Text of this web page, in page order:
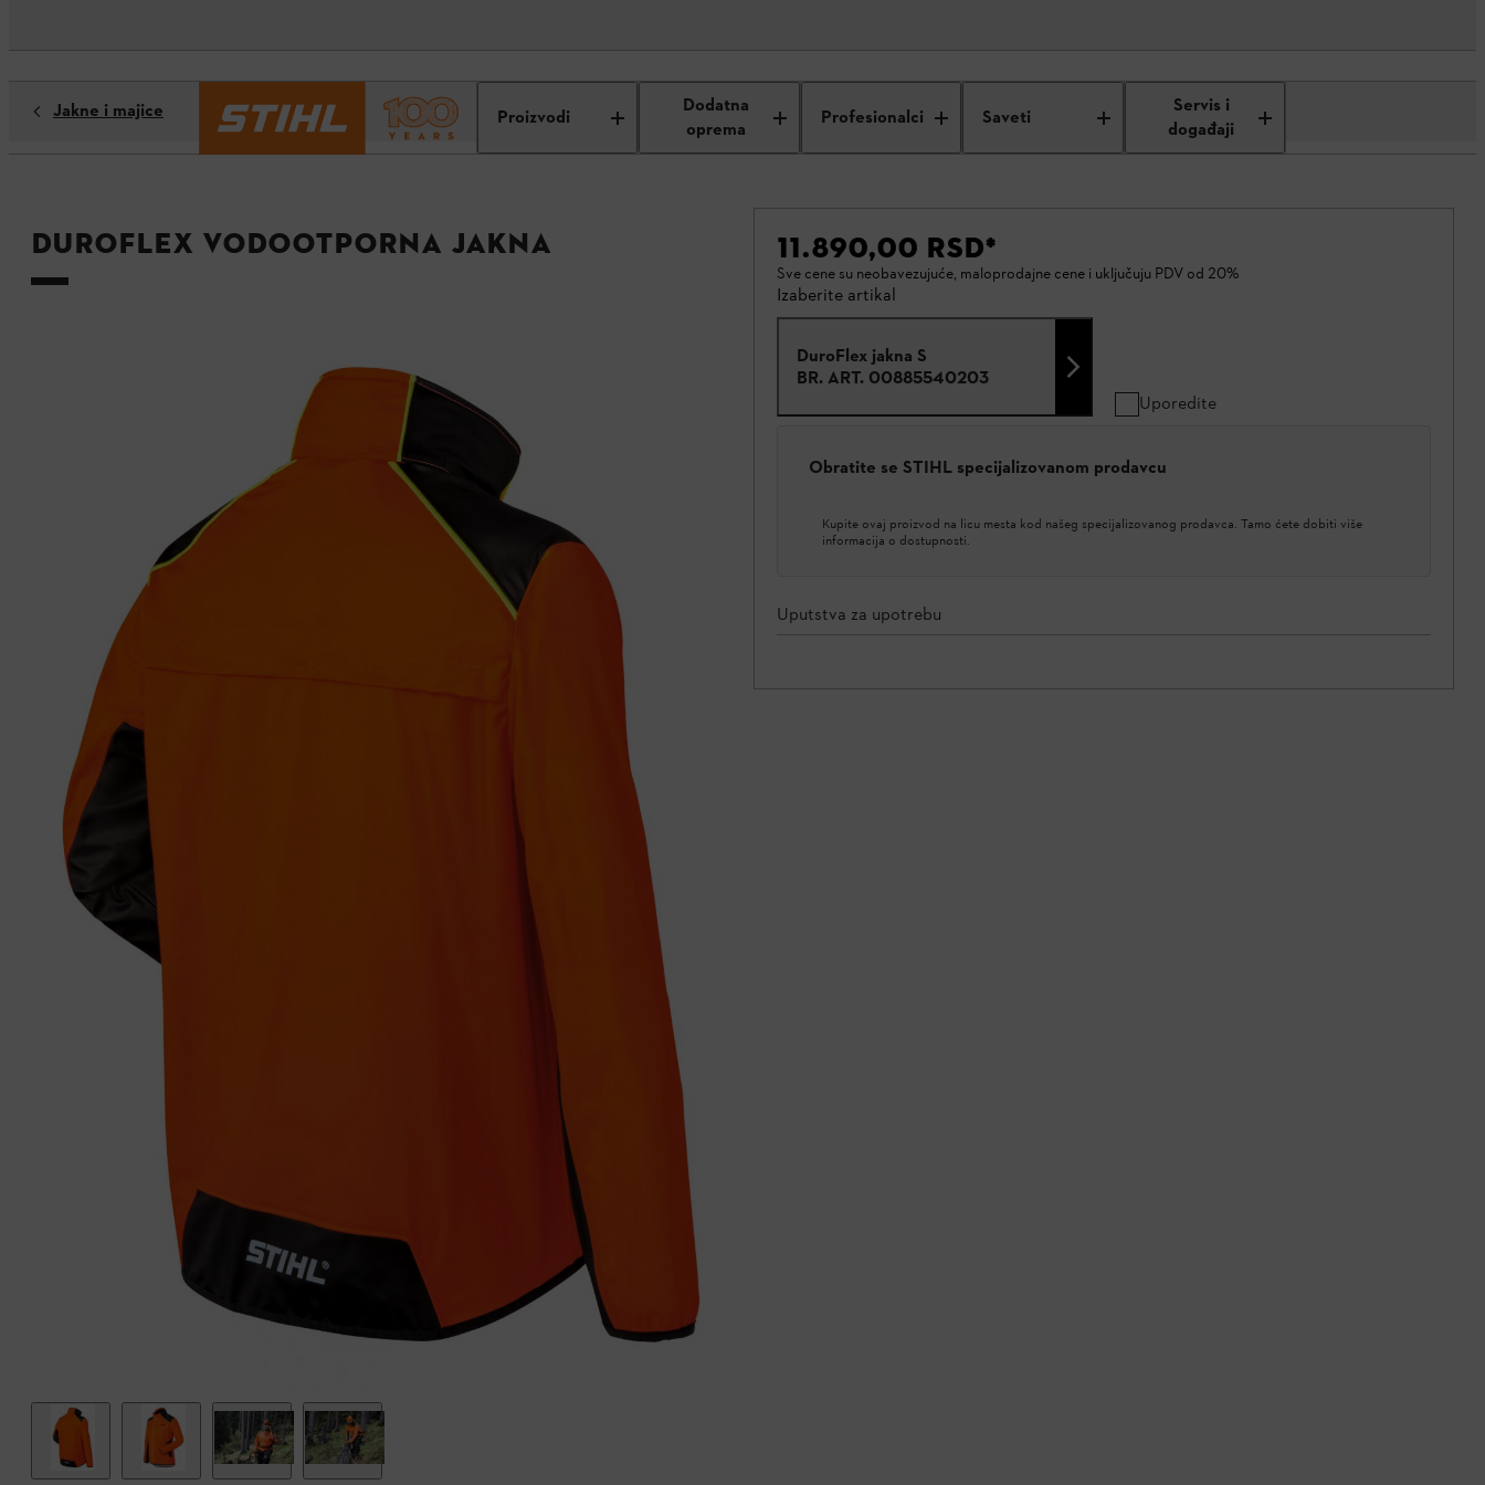
Proizvodi
Dodatna
oprema
Profesionalci Saveti
Servis i
događaji
Jakne i majice
DuroFlex vodootporna jakna 11.890,00 RSD*
Sve cene su neobavezujuće, maloprodajne cene i uključuju PDV od 20%
Izaberite artikal
DuroFlex jakna S
BR. ART. 00885540203
Uporedite
Obratite se STIHL specijalizovanom prodavcu
Kupite ovaj proizvod na licu mesta kod našeg specijalizovanog prodavca. Tamo ćete dobiti više
informacija o dostupnosti.
Uputstva za upotrebu